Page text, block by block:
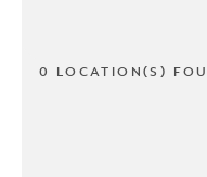
0 LOCATION(S)